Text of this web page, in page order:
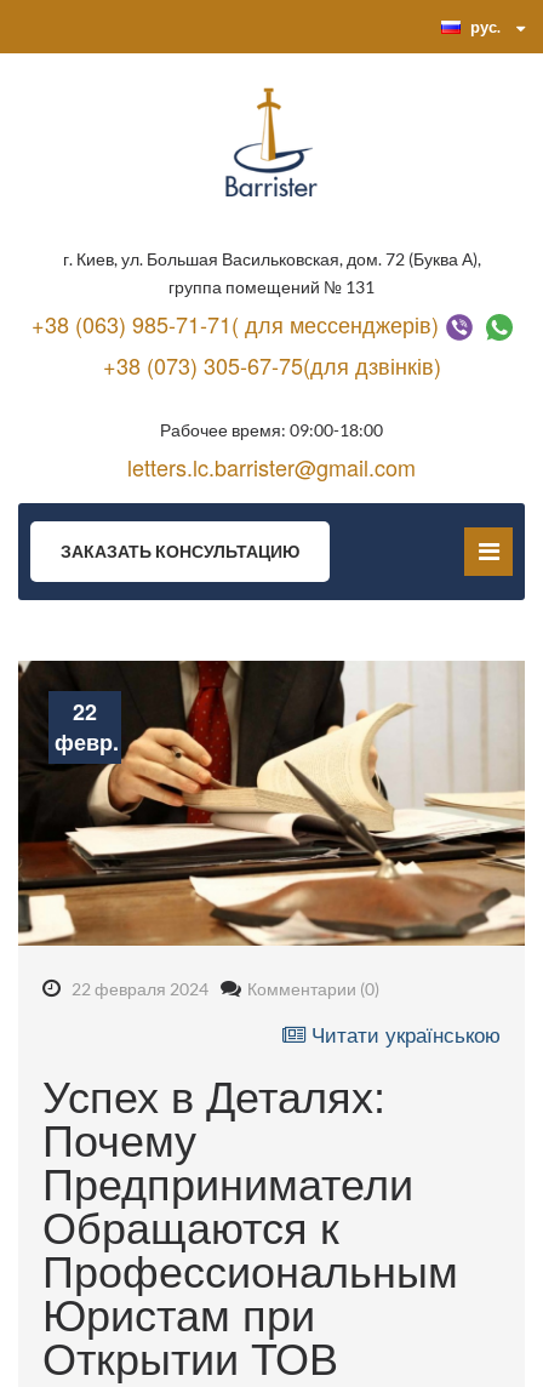
рус.
г. Киев, ул. Большая Васильковская, дом. 72 (Буква А),
группа помещений № 131
+38 (063) 985-71-71( для мессенджерів)
+38 (073) 305-67-75(для дзвінків)
Рабочее время: 09:00-18:00
letters.lc.barrister@gmail.com
ЗАКАЗАТЬ КОНСУЛЬТАЦИЮ
22
февр.
22 февраля 2024 Комментарии (0)
Читати українською
Успех в Деталях:
Почему
Предприниматели
Обращаются к
Профессиональным
Юристам при
Открытии ТОВ